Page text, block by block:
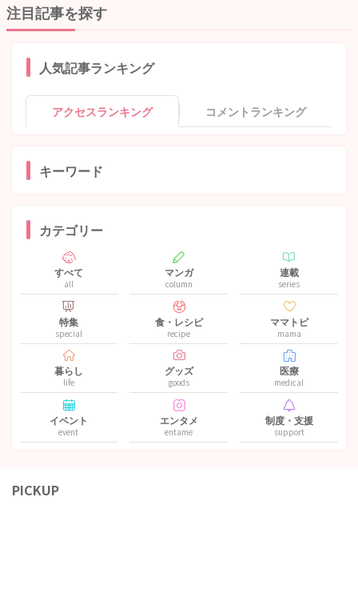
注目記事を探す
人気記事ランキング
アクセスランキング コメントランキング
キーワード
カテゴリー
すべて
all
マンガ
column
連載
series
特集
special
食・レシピ
recipe
ママトピ
mama
暮らし
life
グッズ
goods
医療
medical
イベント
event
エンタメ
entame
制度・支援
support
PICKUP